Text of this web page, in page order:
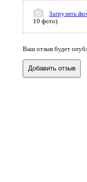
Загрузить
10 фото)
Ваш отзыв будет